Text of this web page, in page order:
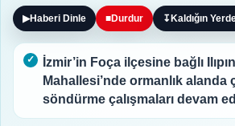
▶Haberi Dinle ■Durdur ↧Kaldığın
İzmir’in Foça ilçesine bağlı
Mahallesi’nde ormanlık alanda
söndürme çalışmaları devam